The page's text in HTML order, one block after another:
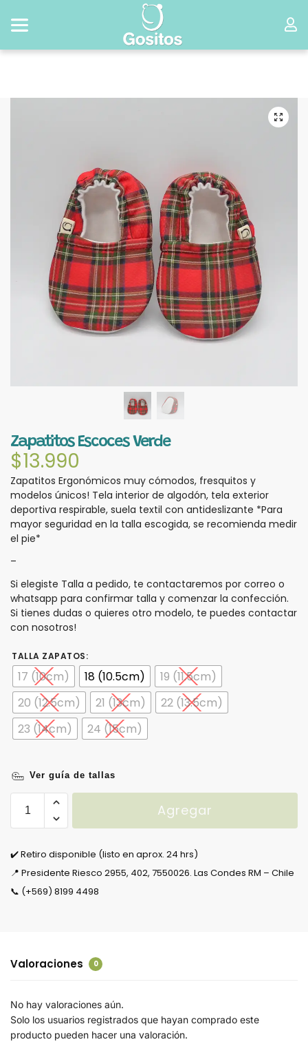
Zapatitos Escoces Verde
$13.990
Zapatitos Ergonómicos muy cómodos, fresquitos y
modelos únicos! Tela interior de algodón, tela exterior
deportiva respirable, suela textil con antideslizante *Para
mayor seguridad en la talla escogida, se recomienda medir
el pie*
–
Si elegiste Talla a pedido, te contactaremos por correo o
whatsapp para confirmar talla y comenzar la confección.
Si tienes dudas o quieres otro modelo, te puedes contactar
con nosotros!
TALLA ZAPATOS:
17 (10cm) 18 (10.5cm)
19 (11.5cm)
20 (12.5cm)
21 (13cm)
22 (13.5cm)
23 (14cm)
24 (15cm)
Ver guía de tallas
Agregar
✔️ Retiro disponible (listo en aprox. 24 hrs)
📍 Presidente Riesco 2955, 402, 7550026. Las Condes RM – Chile
📞 (+569) 8199 4498
Valoraciones 0
No hay valoraciones aún.
Solo los usuarios registrados que hayan comprado este
producto pueden hacer una valoración.